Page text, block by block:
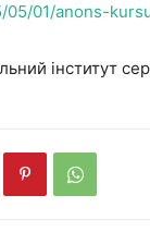
01/anons-
інститут